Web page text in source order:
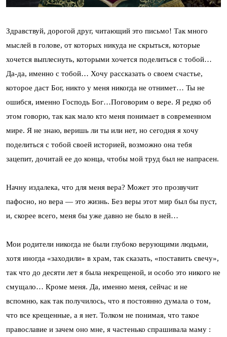
Здравствуй, дорогой друг, читающий это письмо! Так много
мыслей в голове, от которых никуда не скрыться, которые
хочется выплеснуть, которыми хочется поделиться с тобой…
Да-да, именно с тобой… Хочу рассказать о своем счастье,
которое даст Бог, никто у меня никогда не отнимет… Ты не
ошибся, именно Господь Бог…Поговорим о вере. Я редко об
этом говорю, так как мало кто меня понимает в современном
мире. Я не знаю, веришь ли ты или нет, но сегодня я хочу
поделиться с тобой своей историей, возможно она тебя
зацепит, дочитай ее до конца, чтобы мой труд был не напрасен.
Начну издалека, что для меня вера? Может это прозвучит
пафосно, но вера — это жизнь. Без веры этот мир был бы пуст,
и, скорее всего, меня бы уже давно не было в ней…
Мои родители никогда не были глубоко верующими людьми,
хотя иногда «заходили» в храм, так сказать, «поставить свечу»,
так что до десяти лет я была некрещеной, и особо это никого не
смущало… Кроме меня. Да, именно меня, сейчас и не
вспомню, как так получилось, что я постоянно думала о том,
что все крещенные, а я нет. Толком не понимая, что такое
православие и зачем оно мне, я частенько спрашивала маму :